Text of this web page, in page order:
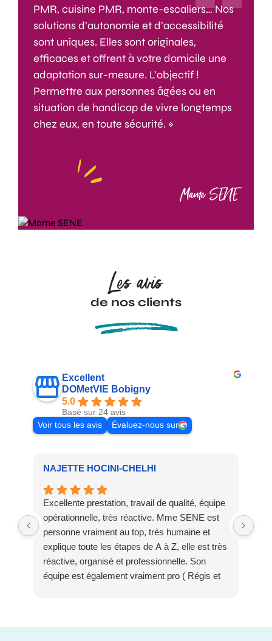
PMR, cuisine PMR, monte-escaliers… Nos
solutions d’autonomie et d’accessibilité
sont uniques. Elles sont originales,
efficaces et offrent à votre domicile une
adaptation sur-mesure. L’objectif !
Permettre aux personnes âgées ou en
situation de handicap de vivre longtemps
chez eux, en toute sécurité. »
Mame SENE
Les avis
de nos clients
Excellent
DOMetVIE Bobigny
5.0
Basé sur 24 avis
Voir tous les avis
Évaluez-nous sur
NAJETTE HOCINI-CHELHI
Excellente prestation, travail de qualité, équipe
opérationnelle, très réactive. Mme SENE est
personne vraiment au top, très humaine et
explique toute les étapes de A à Z, elle est très
réactive, organisé et professionnelle. Son
équipe est également vraiment pro ( Régis et